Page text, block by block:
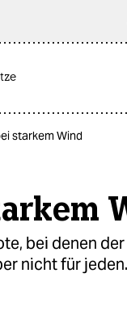
starkem Wind
bei denen der
nicht für jeden.